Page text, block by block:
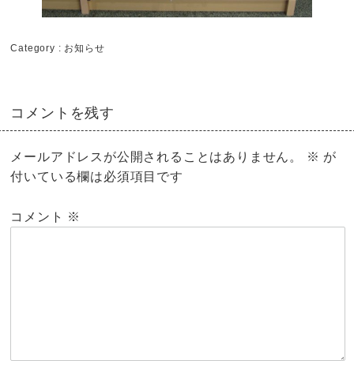
Category : お知らせ
コメントを残す
メールアドレスが公開されることはありません。 ※ が
付いている欄は必須項目です
コメント ※